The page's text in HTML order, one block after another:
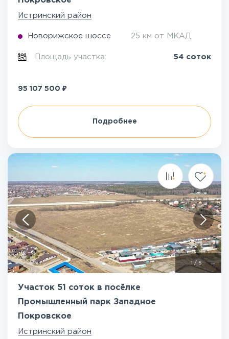
Истринский район
Новорижское шоссе 25 км от МКАД
Площадь участка: 54 соток
95 107 500 ₽
Подробнее
1 / 5
Участок 51 соток в посёлке
Промышленный парк Западное
Покровское
Истринский район